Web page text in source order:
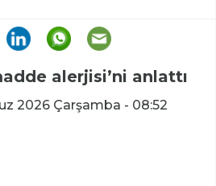
alerjisi’ni anlattı
2026 Çarşamba - 08:52